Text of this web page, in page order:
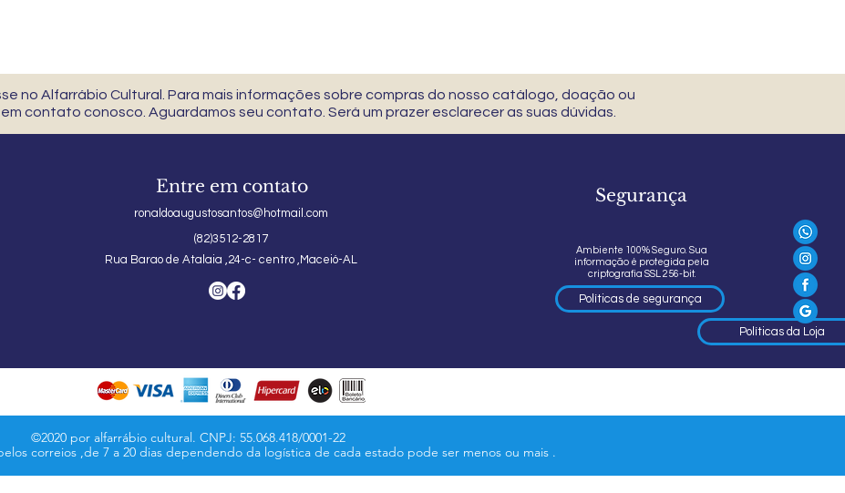
no Alfarrábio Cultural. Para mais informações sobre compras do nosso catálogo, doação ou
contato conosco. Aguardamos seu contato. Será um prazer esclarecer as suas dúvidas.
Entre em contato
ronaldoaugustosantos@hotmail.com
(82)3512-2817
Rua Barao de Atalaia ,24-c- centro ,Maceió-AL
Segurança
Ambiente 100% Seguro. Sua
informação é protegida pela
criptografia SSL 256-bit.
Políticas de segurança
Políticas da Loja
©2020 por alfarrábio cultural. CNPJ: 55.068.418/0001-22
correios ,de 7 a 20 dias dependendo da logística de cada estado pode ser menos ou mais .